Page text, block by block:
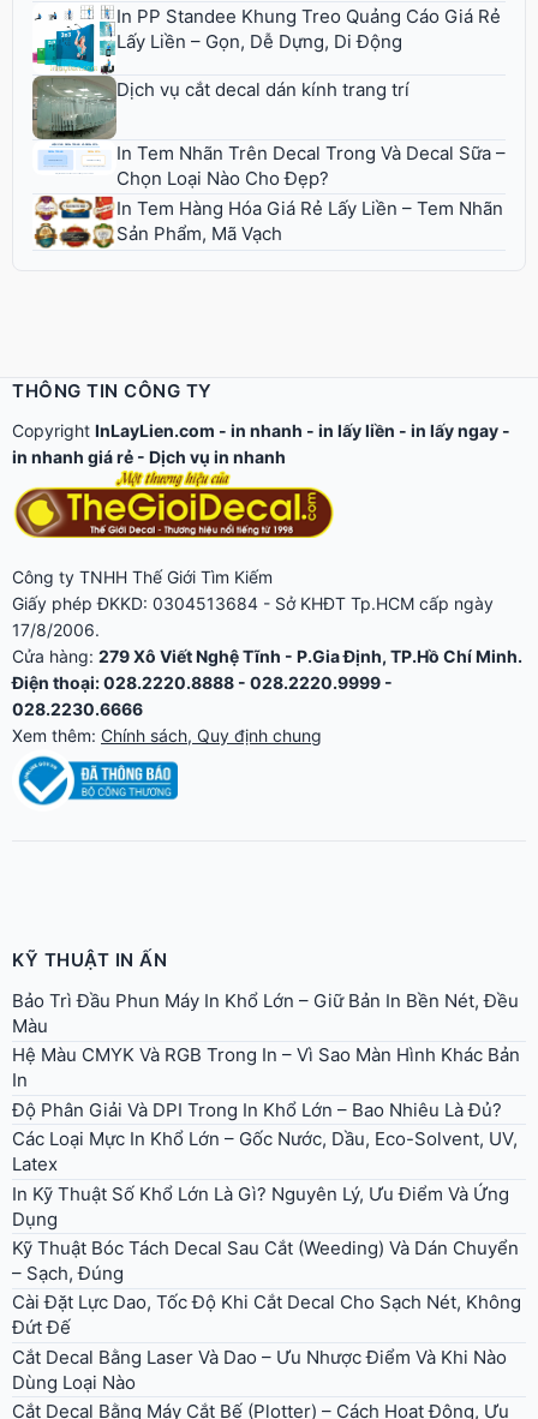
In PP Standee Khung Treo Quảng Cáo Giá Rẻ
Lấy Liền – Gọn, Dễ Dựng, Di Động
Dịch vụ cắt decal dán kính trang trí
In Tem Nhãn Trên Decal Trong Và Decal Sữa –
Chọn Loại Nào Cho Đẹp?
In Tem Hàng Hóa Giá Rẻ Lấy Liền – Tem Nhãn
Sản Phẩm, Mã Vạch
THÔNG TIN CÔNG TY
Copyright InLayLien.com - in nhanh - in lấy liền - in lấy ngay -
in nhanh giá rẻ - Dịch vụ in nhanh
Công ty TNHH Thế Giới Tìm Kiếm
Giấy phép ĐKKD: 0304513684 - Sở KHĐT Tp.HCM cấp ngày
17/8/2006.
Cửa hàng: 279 Xô Viết Nghệ Tĩnh - P.Gia Định, TP.Hồ Chí Minh.
Điện thoại: 028.2220.8888 - 028.2220.9999 -
028.2230.6666
Xem thêm: Chính sách, Quy định chung
KỸ THUẬT IN ẤN
Bảo Trì Đầu Phun Máy In Khổ Lớn – Giữ Bản In Bền Nét, Đều
Màu
Hệ Màu CMYK Và RGB Trong In – Vì Sao Màn Hình Khác Bản
In
Độ Phân Giải Và DPI Trong In Khổ Lớn – Bao Nhiêu Là Đủ?
Các Loại Mực In Khổ Lớn – Gốc Nước, Dầu, Eco-Solvent, UV,
Latex
In Kỹ Thuật Số Khổ Lớn Là Gì? Nguyên Lý, Ưu Điểm Và Ứng
Dụng
Kỹ Thuật Bóc Tách Decal Sau Cắt (Weeding) Và Dán Chuyển
– Sạch, Đúng
Cài Đặt Lực Dao, Tốc Độ Khi Cắt Decal Cho Sạch Nét, Không
Đứt Đế
Cắt Decal Bằng Laser Và Dao – Ưu Nhược Điểm Và Khi Nào
Dùng Loại Nào
Cắt Decal Bằng Máy Cắt Bế (Plotter) – Cách Hoạt Động, Ưu